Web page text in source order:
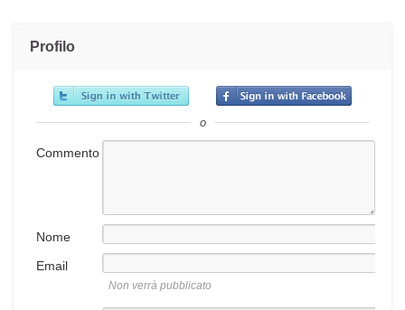
Profilo
o
Commento
Nome
Email
Non verrà pubblicato